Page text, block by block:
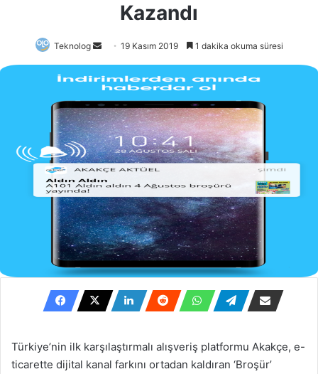
Kazandı
Teknolog
Bir
e-
posta
19 Kasım 2019 1 dakika okuma süresi
Türkiye’nin ilk karşılaştırmalı alışveriş platformu Akakçe, e-
ticarette dijital kanal farkını ortadan kaldıran ‘Broşür’